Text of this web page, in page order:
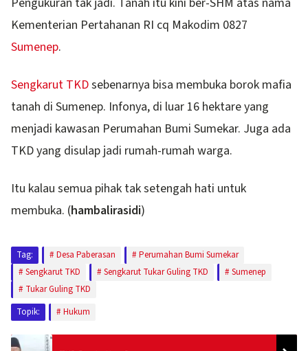
Kementerian Pertahanan RI cq Makodim 0827
Sumenep.
Sengkarut TKDsebenarnya bisa membuka borok mafia
tanah di Sumenep. Infonya, di luar 16 hektare yang
menjadi kawasan Perumahan Bumi Sumekar. Juga ada
TKD yang disulap jadi rumah-rumah warga.
Itu kalau semua pihak tak setengah hati untuk
membuka. (hambalirasidi)
Tag: Desa Paberasan
Perumahan Bumi Sumekar
Sengkarut TKD
Sengkarut Tukar Guling TKD
Sumenep
Tukar Guling TKD
Topik:
Hukum